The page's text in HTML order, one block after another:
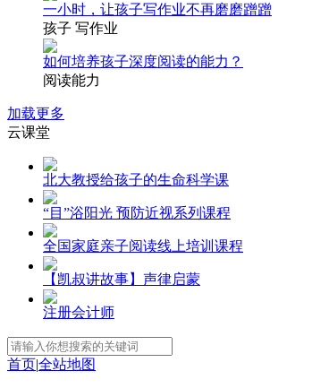
一小时，让孩子写作业不再磨磨蹭蹭
孩子 写作业
如何培养孩子深度阅读的能力？
阅读能力
加载更多
云课堂
北大教授给孩子的生命科学课
“目”浴阳光 预防近视系列课程
全国家庭亲子阅读线上培训课程
【凯叔讲故事】声律启蒙
注册会计师
首页|全站地图